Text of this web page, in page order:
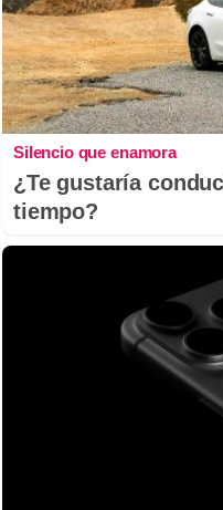
Silencio que enamora
¿Te gustaría
tiempo?